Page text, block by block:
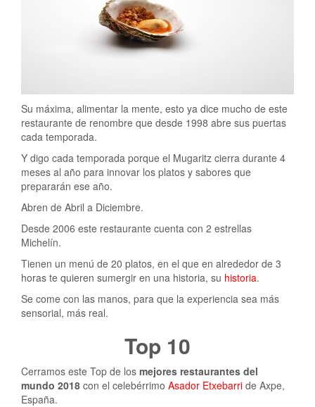
Su máxima, alimentar la mente, esto ya dice mucho de este
restaurante de renombre que desde 1998 abre sus puertas
cada temporada.
Y digo cada temporada porque el Mugaritz cierra durante 4
meses al año para innovar los platos y sabores que
prepararán ese año.
Abren de Abril a Diciembre.
Desde 2006 este restaurante cuenta con 2 estrellas
Michelín.
Tienen un menú de 20 platos, en el que en alrededor de 3
horas te quieren sumergir en una historia, su historia.
Se come con las manos, para que la experiencia sea más
sensorial, más real.
Top 10
Cerramos este Top de los mejores restaurantes del
mundo 2018 con el celebérrimo Asador Etxebarri de Axpe,
España.